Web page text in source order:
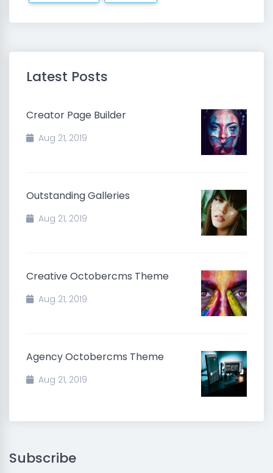
Latest Posts
Creator Page Builder
Aug 21, 2019
Outstanding Galleries
Aug 21, 2019
Creative Octobercms Theme
Aug 21, 2019
Agency Octobercms Theme
Aug 21, 2019
Subscribe